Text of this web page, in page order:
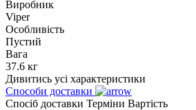
Виробник
Viper
Особливість
Пустий
Вага
37.6 кг
Дивитись усі характеристики
Способи доставки
Спосіб доставки Терміни Вартість